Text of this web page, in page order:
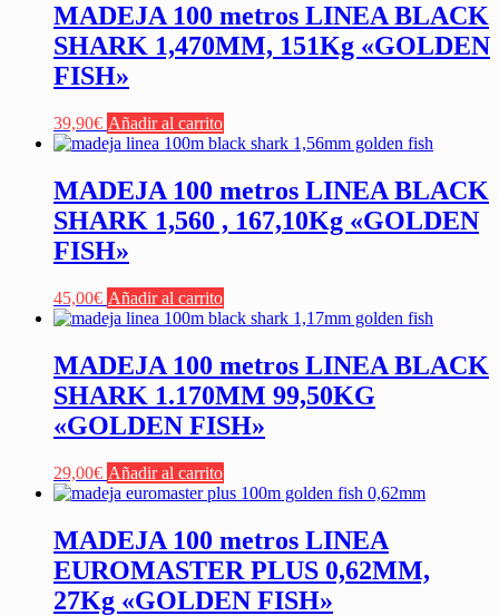
MADEJA 100 metros LINEA BLACK
SHARK 1,470MM, 151Kg «GOLDEN
FISH»
39,90€ Añadir al carrito
MADEJA 100 metros LINEA BLACK
SHARK 1,560 , 167,10Kg «GOLDEN
FISH»
45,00€ Añadir al carrito
MADEJA 100 metros LINEA BLACK
SHARK 1.170MM 99,50KG
«GOLDEN FISH»
29,00€ Añadir al carrito
MADEJA 100 metros LINEA
EUROMASTER PLUS 0,62MM,
27Kg «GOLDEN FISH»